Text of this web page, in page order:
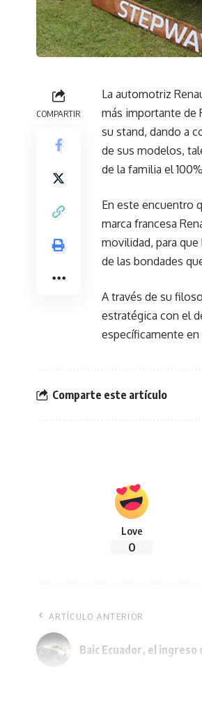
COMPARTIR
La automotriz
más importante de
su stand, dando a
de sus modelos,
de la familia el
En este encuentro
marca francesa
movilidad, para
de las bondades
A través de su
estratégica con el
específicamente
Comparte este artículo
Love
0
ARTÍCULO ANTERIOR
Baic Ecuador, el ingreso